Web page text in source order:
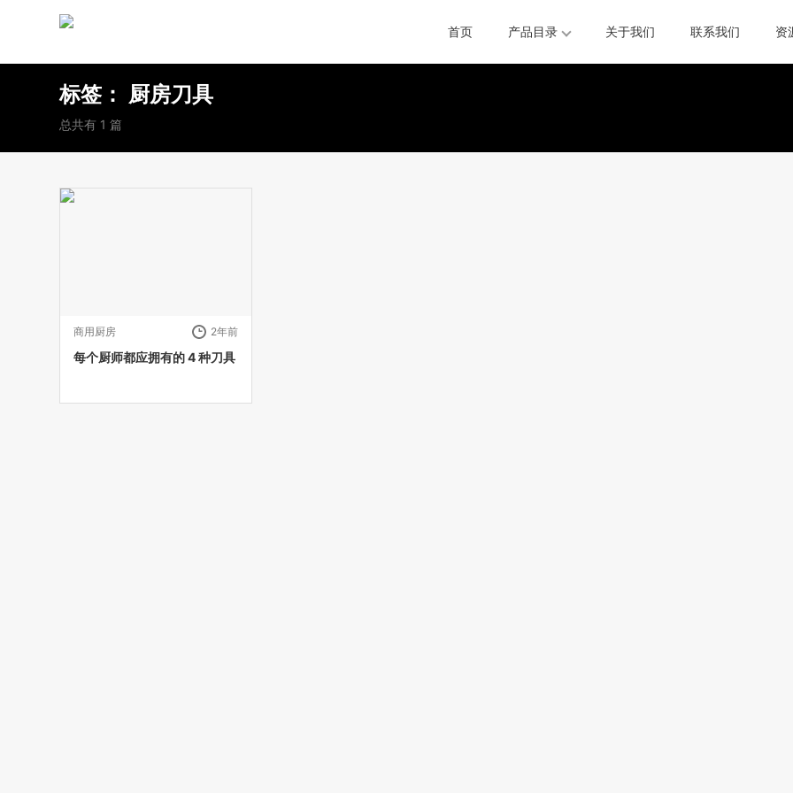
首页 产品目录 关于我们 联系我们 资
标签： 厨房刀具
总共有 1 篇
商用厨房 2年前
每个厨师都应拥有的 4 种刀具